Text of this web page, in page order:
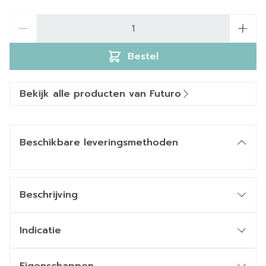
Bestel
Bekijk alle producten van Futuro
Beschikbare leveringsmethoden
Beschrijving
Indicatie